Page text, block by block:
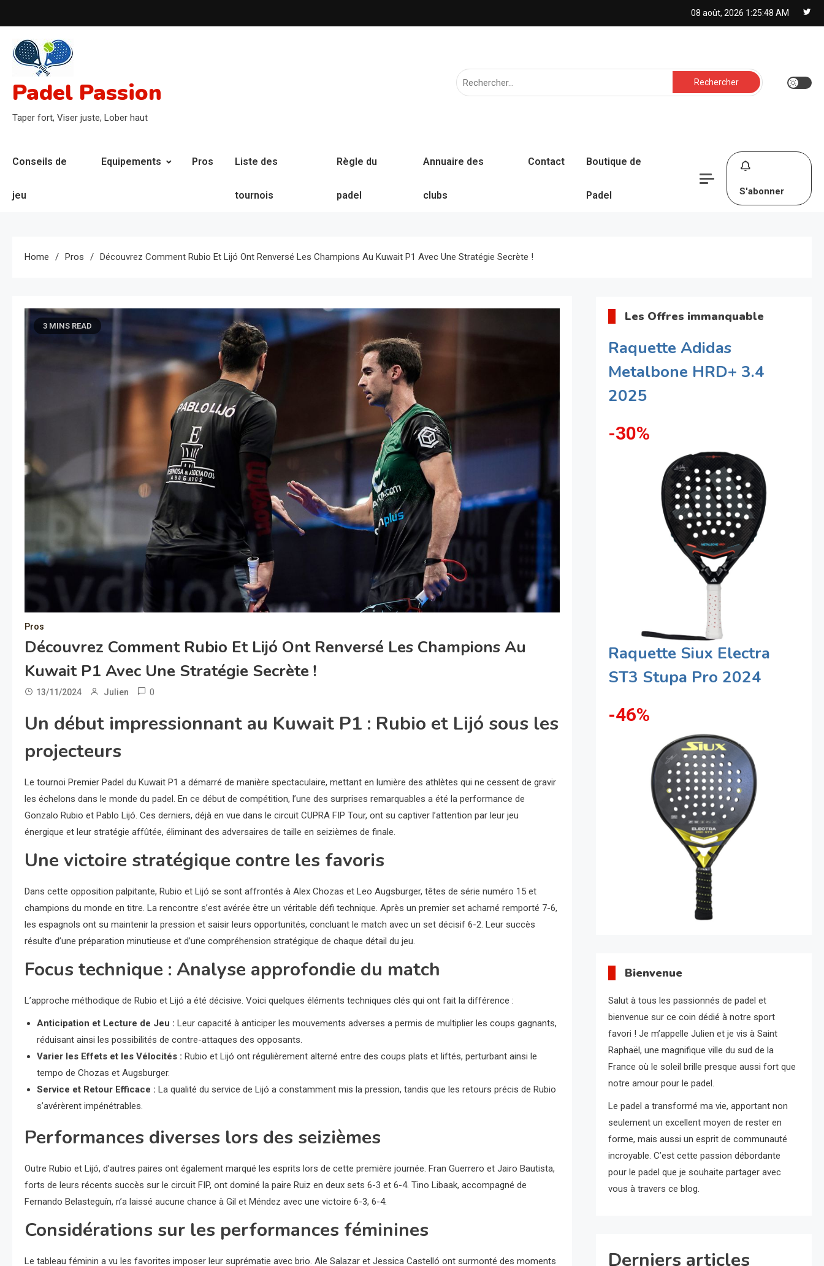
to
content
08 août, 2026 1:25:49 AM
Padel Passion
Taper fort, Viser juste, Lober haut
Rechercher :
Conseils de
jeu
Equipements Pros Liste des
tournois
Règle du
padel
Annuaire des
clubs
Contact Boutique de
Padel S'abonner
Home Pros Découvrez Comment Rubio Et Lijó Ont Renversé Les Champions Au Kuwait P1 Avec Une Stratégie Secrète !
3 MINS READ
Pros
Découvrez Comment Rubio Et Lijó Ont Renversé Les Champions Au
Kuwait P1 Avec Une Stratégie Secrète !
13/11/2024 Julien 0
Un début impressionnant au Kuwait P1 : Rubio et Lijó sous les
projecteurs
Le tournoi Premier Padel du Kuwait P1 a démarré de manière spectaculaire, mettant en lumière des athlètes qui ne cessent de gravir
les échelons dans le monde du padel. En ce début de compétition, l’une des surprises remarquables a été la performance de
Gonzalo Rubio et Pablo Lijó. Ces derniers, déjà en vue dans le circuit CUPRA FIP Tour, ont su captiver l’attention par leur jeu
énergique et leur stratégie affûtée, éliminant des adversaires de taille en seizièmes de finale.
Une victoire stratégique contre les favoris
Dans cette opposition palpitante, Rubio et Lijó se sont affrontés à Alex Chozas et Leo Augsburger, têtes de série numéro 15 et
champions du monde en titre. La rencontre s’est avérée être un véritable défi technique. Après un premier set acharné remporté 7-6,
les espagnols ont su maintenir la pression et saisir leurs opportunités, concluant le match avec un set décisif 6-2. Leur succès
résulte d’une préparation minutieuse et d’une compréhension stratégique de chaque détail du jeu.
Focus technique : Analyse approfondie du match
L’approche méthodique de Rubio et Lijó a été décisive. Voici quelques éléments techniques clés qui ont fait la différence :
Anticipation et Lecture de Jeu : Leur capacité à anticiper les mouvements adverses a permis de multiplier les coups gagnants,
réduisant ainsi les possibilités de contre-attaques des opposants.
Varier les Effets et les Vélocités : Rubio et Lijó ont régulièrement alterné entre des coups plats et liftés, perturbant ainsi le
tempo de Chozas et Augsburger.
Service et Retour Efficace : La qualité du service de Lijó a constamment mis la pression, tandis que les retours précis de Rubio
s’avérèrent impénétrables.
Performances diverses lors des seizièmes
Outre Rubio et Lijó, d’autres paires ont également marqué les esprits lors de cette première journée. Fran Guerrero et Jairo Bautista,
forts de leurs récents succès sur le circuit FIP, ont dominé la paire Ruiz en deux sets 6-3 et 6-4. Tino Libaak, accompagné de
Fernando Belasteguín, n’a laissé aucune chance à Gil et Méndez avec une victoire 6-3, 6-4.
Considérations sur les performances féminines
Le tableau féminin a vu les favorites imposer leur suprématie avec brio. Ale Salazar et Jessica Castelló ont surmonté des moments
Les Offres immanquable
Raquette Adidas
Metalbone HRD+ 3.4
2025
-30%
Raquette Siux Electra
ST3 Stupa Pro 2024
-46%
Bienvenue
Salut à tous les passionnés de padel et
bienvenue sur ce coin dédié à notre sport
favori ! Je m’appelle Julien et je vis à Saint
Raphaël, une magnifique ville du sud de la
France où le soleil brille presque aussi fort que
notre amour pour le padel.
Le padel a transformé ma vie, apportant non
seulement un excellent moyen de rester en
forme, mais aussi un esprit de communauté
incroyable. C’est cette passion débordante
pour le padel que je souhaite partager avec
vous à travers ce blog.
Derniers articles